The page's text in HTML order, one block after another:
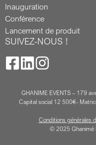
Inauguration
Conférence
Lancement de produit
SUIVEZ-NOUS !
GHANIME EVENTS – 179
Capital social 12 500€-
Conditions générales
© 2025 Ghanimé